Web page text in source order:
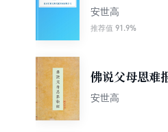
创举，没有其他译作可资观摩取法
安世高译经工作约止于东汉建宁
西、浙江等地。有不少关于他的神
安世高
推荐值 91.9%
佛说父母恩难
安世高